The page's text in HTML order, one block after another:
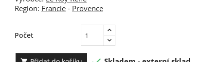
Region: Francie - Provence
Počet